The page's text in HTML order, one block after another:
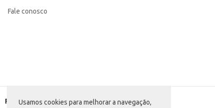
Usamos cookies para melhorar a navegação,
Fale conosco
Formas de pagamento